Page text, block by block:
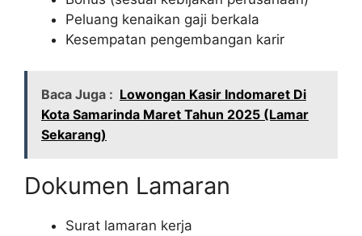
Peluang kenaikan gaji berkala
Kesempatan pengembangan karir
Baca Juga : Lowongan Kasir Indomaret Di
Kota Samarinda Maret Tahun 2025 (Lamar
Sekarang)
Dokumen Lamaran
Surat lamaran kerja